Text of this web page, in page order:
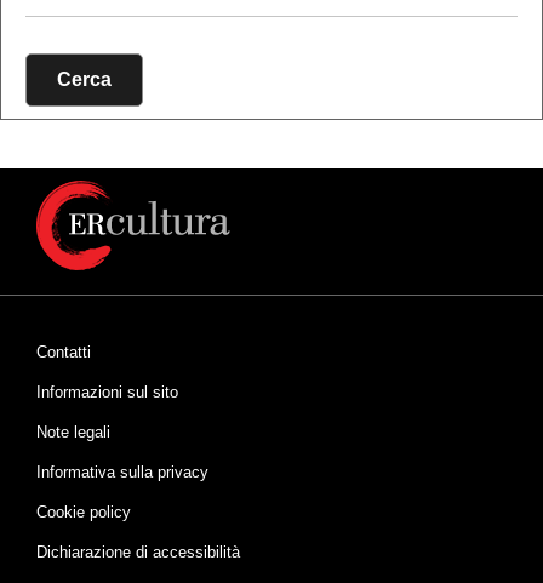
Cerca
Contatti
Informazioni sul sito
Note legali
Informativa sulla privacy
Cookie policy
Dichiarazione di accessibilità